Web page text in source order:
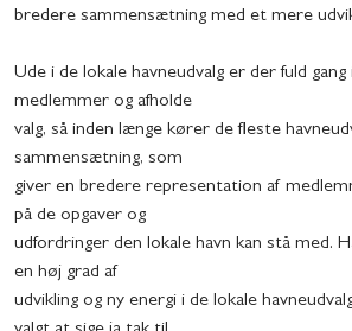
bredere sammensætning med et mere
Ude i de lokale havneudvalg er der fuld
medlemmer og afholde
valg, så inden længe kører de fleste
sammensætning, som
giver en bredere representation af
på de opgaver og
udfordringer den lokale havn kan stå med.
en høj grad af
udvikling og ny energi i de lokale